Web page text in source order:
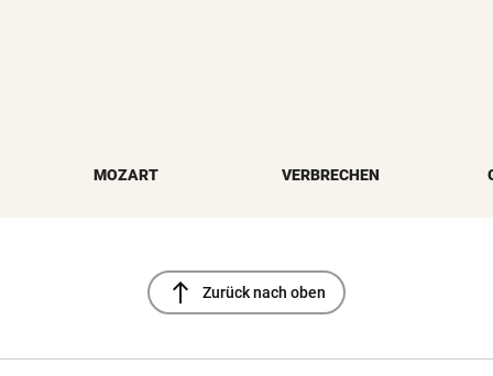
MOZART VERBRECHEN
north Zurück nach oben